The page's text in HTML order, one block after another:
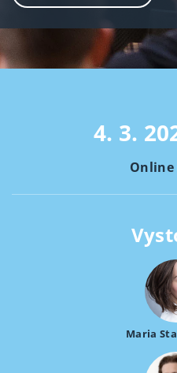
4. 3.
Online
Maria